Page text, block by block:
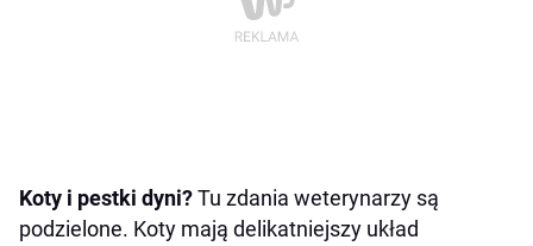
Koty i pestki dyni?Tu zdania weterynarzy są
podzielone. Koty mają delikatniejszy układ